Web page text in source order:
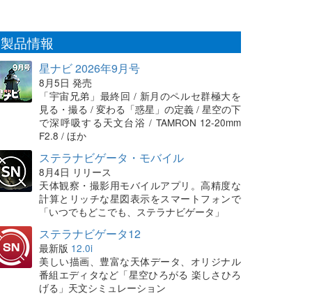
製品情報
星ナビ 2026年9月号
8月5日 発売
「宇宙兄弟」最終回 / 新月のペルセ群極大を
見る・撮る / 変わる「惑星」の定義 / 星空の下
で深呼吸する天文台浴 / TAMRON 12-20mm
F2.8 / ほか
ステラナビゲータ・モバイル
8月4日 リリース
天体観察・撮影用モバイルアプリ。高精度な
計算とリッチな星図表示をスマートフォンで
「いつでもどこでも、ステラナビゲータ」
ステラナビゲータ12
最新版 12.0i
美しい描画、豊富な天体データ、オリジナル
番組エディタなど「星空ひろがる 楽しさひろ
げる」天文シミュレーション